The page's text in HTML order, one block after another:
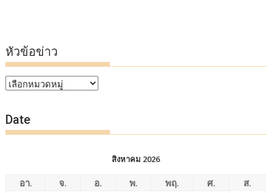
หัวข้อข่าว
หัวข้อ
Date
สิงหาคม 2026
อา. จ. อ. พ. พฤ. ศ.
ส.